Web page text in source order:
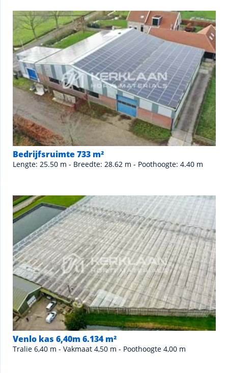
Bedrijfsruimte 733 m²
Lengte: 25.50 m - Breedte: 28.62 m - Poothoogte: 4.40 m
Venlo kas 6,40m 6.134 m²
Tralie 6,40 m - Vakmaat 4,50 m - Poothoogte 4,00 m